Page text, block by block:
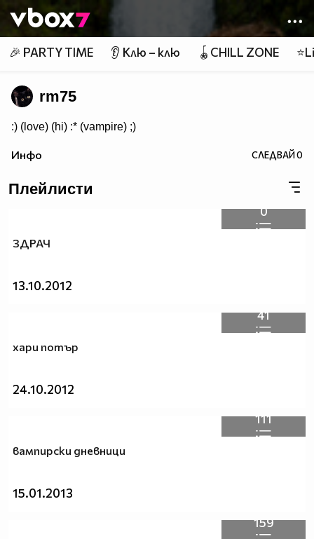
👾
🎉 PARTY TIME 👂 Клю – клю 🪀CHILL ZONE
rm75
:) (love) (hi) :* (vampire) ;)
Инфо СЛЕДВАЙ0
Плейлисти
0
ЗДРАЧ
13.10.2012
41
хари потър
24.10.2012
111
вампирски дневници
15.01.2013
159